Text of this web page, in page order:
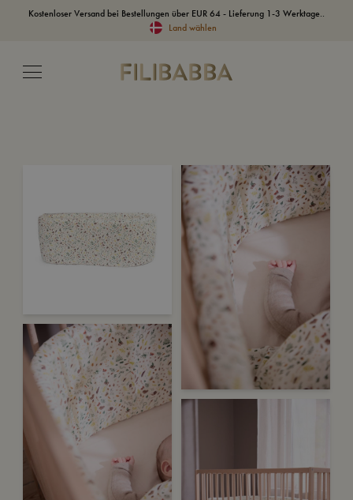
Kostenloser Versand bei Bestellungen über EUR 64 - Lieferung 1-3 Werktage..
Land wählen